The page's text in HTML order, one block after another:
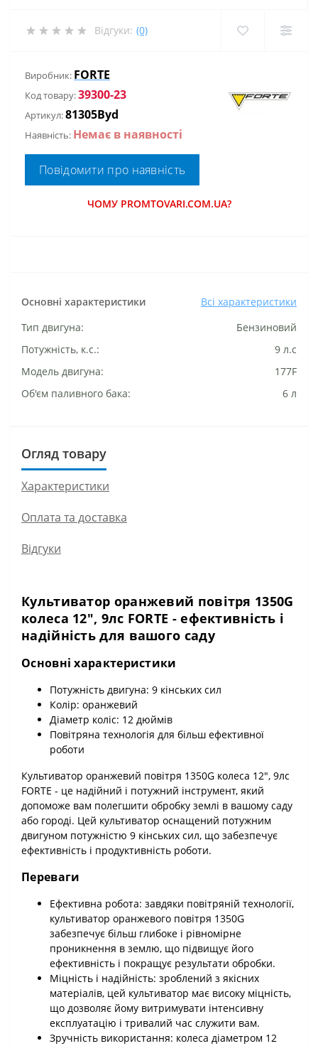
Відгуки: (0)
Виробник: FORTE
Код товару:39300-23
Артикул:81305Byd
Наявність: Немає в наявності
Повідомити про наявність
ЧОМУ PROMTOVARI.COM.UA?
Основні характеристики
Всі характеристики
Тип двигуна:
Бензиновий
Потужність, к.с.:
9 л.с
Модель двигуна:
177F
Об'єм паливного бака:
6 л
Огляд товару
Характеристики
Оплата та доставка
Відгуки
Культиватор оранжевий повітря 1350G
колеса 12", 9лс FORTE - ефективність і
надійність для вашого саду
Основні характеристики
Потужність двигуна: 9 кінських сил
Колір: оранжевий
Діаметр коліс: 12 дюймів
Повітряна технологія для більш ефективної
роботи
Культиватор оранжевий повітря 1350G колеса 12", 9лс
FORTE - це надійний і потужний інструмент, який
допоможе вам полегшити обробку землі в вашому саду
або городі. Цей культиватор оснащений потужним
двигуном потужністю 9 кінських сил, що забезпечує
ефективність і продуктивність роботи.
Переваги
Ефективна робота: завдяки повітряній технології,
культиватор оранжевого повітря 1350G
забезпечує більш глибоке і рівномірне
проникнення в землю, що підвищує його
ефективність і покращує результати обробки.
Міцність і надійність: зроблений з якісних
матеріалів, цей культиватор має високу міцність,
що дозволяє йому витримувати інтенсивну
експлуатацію і тривалий час служити вам.
Зручність використання: колеса діаметром 12